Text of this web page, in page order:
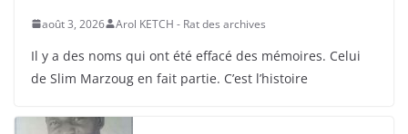
août 3, 2026 Arol KETCH - Rat des archives
Il y a des noms qui ont été effacé des mémoires. Celui
de Slim Marzoug en fait partie. C’est l’histoire